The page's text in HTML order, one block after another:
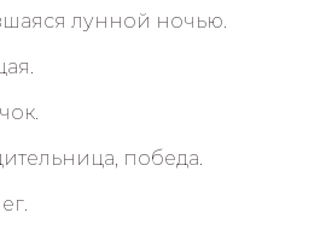
лунной ночью.
победа.